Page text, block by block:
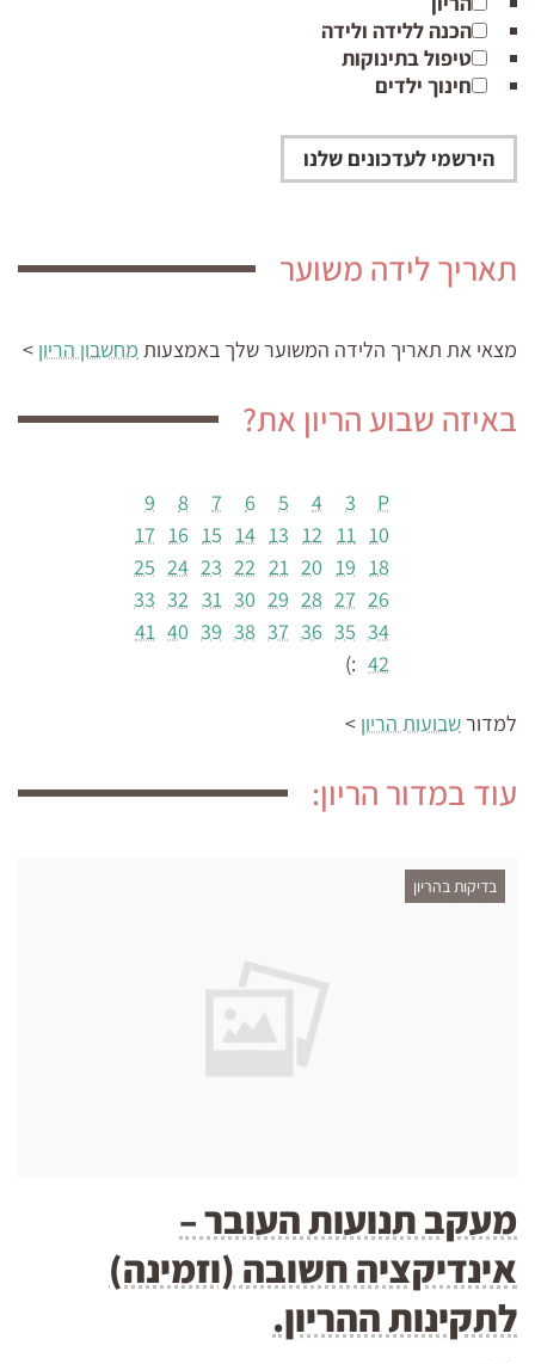
הכנה ללידה ולידה
טיפול בתינוקות
חינוך ילדים
תאריך לידה משוער
מצאי את תאריך הלידה המשוערשלך באמצעות מחשבון הריון >
באיזה שבוע הריון את?
P
3
4
5
6
7
8
9
10
11
12
13
14
15
16
17
18
19
20
21
22
23
24
25
26
27
28
29
30
31
32
33
34
35
36
37
38
39
40
41
42
:)
למדורשבועות הריון >
עוד במדור הריון:
בדיקות בהריון
מעקב תנועות העובר –
אינדיקציה חשובה (וזמינה)
לתקינות ההריון.